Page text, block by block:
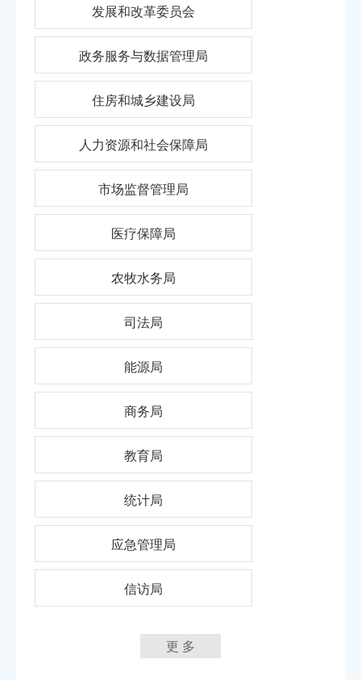
发展和改革委员会
政务服务与数据管理局
住房和城乡建设局
人力资源和社会保障局
市场监督管理局
医疗保障局
农牧水务局
司法局
能源局
商务局
教育局
统计局
应急管理局
信访局
更 多